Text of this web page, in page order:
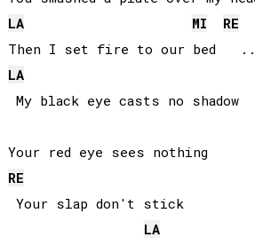
LA
MI RE
LA
My black eye casts no shadow
RE
Your slap don't stick
LA